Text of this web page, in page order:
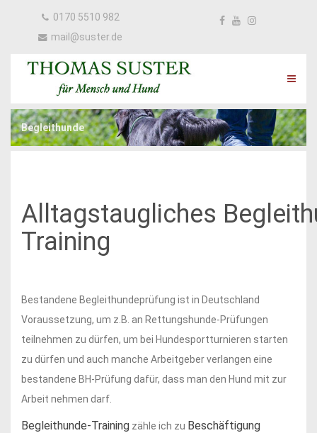
0170 5510 982
mail@suster.de
Begleithunde
Alltagstaugliches
Training
Bestandene Begleithundeprüfung ist in Deutschland
Voraussetzung, um z.B. an Rettungshunde-Prüfungen
teilnehmen zu dürfen, um bei Hundesportturnieren starten
zu dürfen und auch manche Arbeitgeber verlangen eine
bestandene BH-Prüfung dafür, dass man den Hund mit zur
Arbeit nehmen darf.
Begleithunde-Training zähle ich zu Beschäftigung